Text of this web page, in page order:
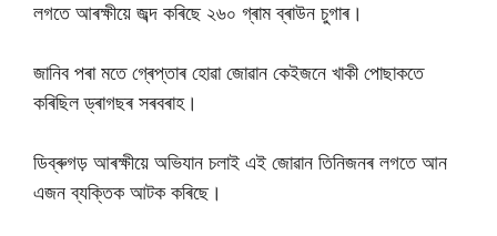
লগতে আৰক্ষীয়ে জব্দ কৰিছে ২৬০ গ্ৰাম ব্ৰাউন চুগাৰ।
জানিব পৰা মতে গ্ৰেপ্তাৰ হোৱা জোৱান কেইজনে খাকী পোছাকতে
কৰিছিল ড্ৰাগছৰ সৰবৰাহ।
ডিব্ৰুগড় আৰক্ষীয়ে অভিযান চলাই এই জোৱান তিনিজনৰ লগতে আন
এজন ব্যক্তিক আটক কৰিছে।